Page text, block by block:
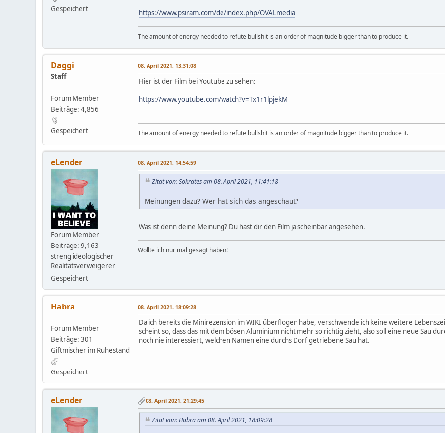
Gespeichert
https://www.psiram.com/de/index.php/OVALmedia
The amount of energy needed to refute bullshit is an order of magnitude bigger than to produce it.
Daggi
Staff
Forum Member
Beiträge: 4,856
Gespeichert
08. April 2021, 13:31:08
Hier ist der Film bei Youtube zu sehen:
https://www.youtube.com/watch?v=Tx1r1lpjekM
The amount of energy needed to refute bullshit is an order of magnitude bigger than to produce it.
eLender
Forum Member
Beiträge: 9,163
streng ideologischer
Realitätsverweigerer
Gespeichert
08. April 2021, 14:54:59
Zitat von: Sokrates am 08. April 2021, 11:41:18
Meinungen dazu? Wer hat sich das angeschaut?
Was ist denn deine Meinung? Du hast dir den Film ja scheinbar angesehen.
Wollte ich nur mal gesagt haben!
Habra
Forum Member
Beiträge: 301
Giftmischer im Ruhestand
Gespeichert
08. April 2021, 18:09:28
Da ich bereits die Minirezension im WIKI überflogen habe, verschwende ich keine weitere
scheint so, dass das mit dem bösen Aluminium nicht mehr so richtig zieht, also soll eine neue Sau
noch nie interessiert, welchen Namen eine durchs Dorf getriebene Sau hat.
eLender 08. April 2021, 21:29:45
Zitat von: Habra am 08. April 2021, 18:09:28